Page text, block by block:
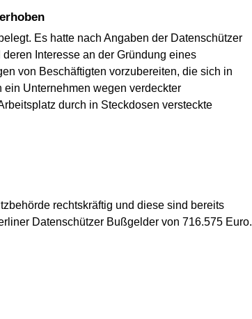
Es hatte nach Angaben der Datenschützer
Interesse an der Gründung eines
von Beschäftigten vorzubereiten, die sich in
Unternehmen wegen verdeckter
durch in Steckdosen versteckte
rechtskräftig und diese sind bereits
Datenschützer Bußgelder von 716.575 Euro.